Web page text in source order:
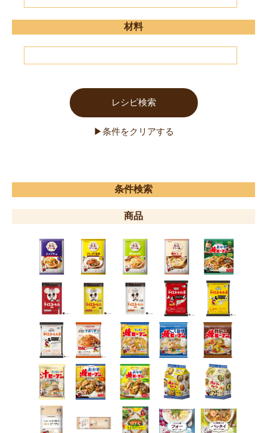
材料
条件検索
商品